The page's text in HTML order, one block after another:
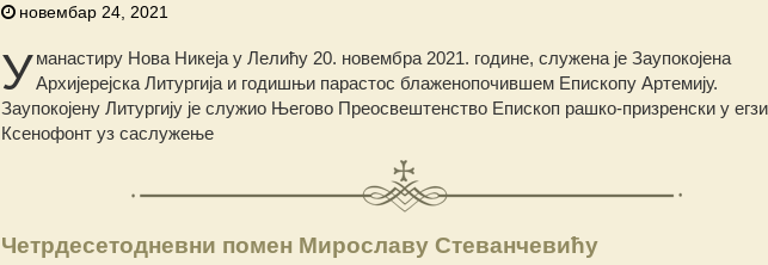
новембар 24, 2021
У манастиру Нова Никеја у Лелићу 20. новембра 2021. године, служена је Заупокојена
Архијерејска Литургија и годишњи парастос блаженопочившем Епископу Артемију.
Заупокојену Литургију је служио Његово Преосвештенство Епископ рашко-призренски у
Ксенофонт уз саслужење
Четрдесетодневни помен Мирославу Стеванчевићу